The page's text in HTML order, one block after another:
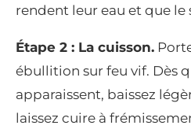
rendent leur eau et que le
Étape 2 : La cuisson.
ébullition sur feu vif. Dès
apparaissent, baissez
laissez cuire à